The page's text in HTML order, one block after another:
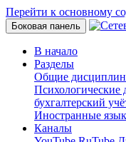
Перейти к основному
Боковая панель
В начало
Разделы
Общие
бухгалтерский
Иностранные
Каналы